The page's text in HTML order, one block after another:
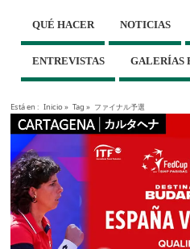
QUÉ HACER NOTICIAS
ENTREVISTAS GALERÍAS
Está en : Inicio» Tag » ファイナル予選